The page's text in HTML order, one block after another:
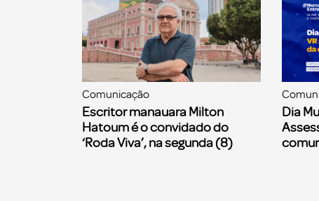
Comunicação
Escritor manauara Milton
Hatoum é o convidado do
‘Roda Viva’, na segunda (8)
Dia